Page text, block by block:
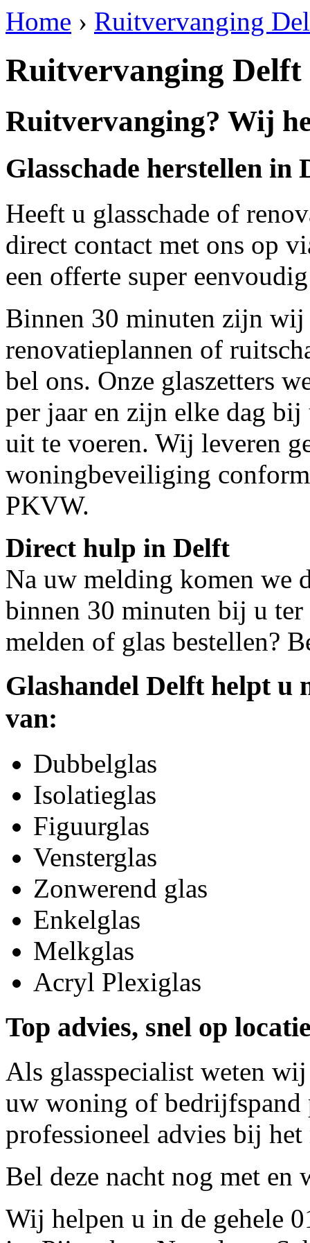
Home › Ruitvervanging
Ruitvervanging Delft
Ruitvervanging? Wij
Glasschade herstellen in
Heeft u glasschade of
direct contact met ons op
een offerte super
Binnen 30 minuten zijn wij
renovatieplannen of
bel ons. Onze glaszetters
per jaar en zijn elke dag
uit te voeren. Wij leveren
woningbeveiliging
PKVW.
Direct hulp in Delft
Na uw melding komen we
binnen 30 minuten bij u ter
melden of glas bestellen?
Glashandel Delft helpt u
van:
Dubbelglas
Isolatieglas
Figuurglas
Vensterglas
Zonwerend glas
Enkelglas
Melkglas
Acryl Plexiglas
Top advies, snel op
Als glasspecialist weten
uw woning of bedrijfspand
professioneel advies bij
Bel deze nacht nog met en
Wij helpen u in de gehele